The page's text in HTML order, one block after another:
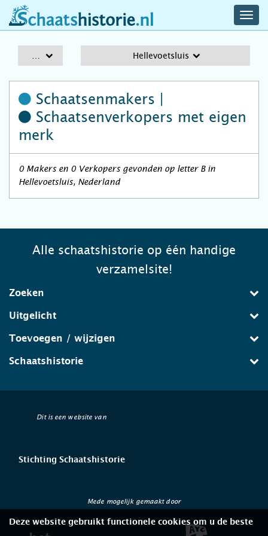
schaatshistorie.nl
Hellevoetsluis
Schaatsenmakers |
Schaatsenverkopers met eigen
merk
0 Makers en 0 Verkopers gevonden op letter B in
Hellevoetsluis, Nederland
Alle schaatshistorie op één handige
verzamelsite!
Zoeken
Uitgelicht
Toevoegen / wijzigen
Schaatshistorie
Dit is een website van
Stichting Schaatshistorie
Mede mogelijk gemaakt door
Deze website gebruikt functionele cookies om u de beste